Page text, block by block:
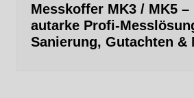
Messkoffer MK3 / MK5 –
autarke
Sanierung, Gutachten &